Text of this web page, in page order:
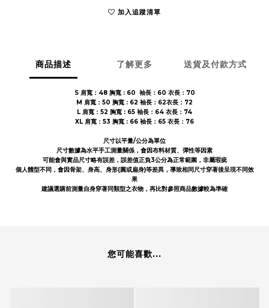
加入追蹤清單
商品描述 了解更多 送貨及付款方式
S 肩寬：48 胸寬 : 60 袖長：60 衣長：70
M 肩寬：50 胸寬 : 62 袖長：62衣長：72
L 肩寬：52 胸寬 : 65 袖長：64 衣長：74
XL 肩寬：53 胸寬 : 66 袖長：65 衣長：76
尺寸以平量/公分為單位
尺寸數據為水平手工測量關係，會因布料材質、彈性等因素
可能會與實品尺寸略有誤差，誤差值正負3公分為正常範圍，非屬瑕疵
個人體型不同，會因骨架、身高、身形(圓或扁身)等差異，導致相同尺寸穿著後呈現不同效
果
建議選購前測量自身穿著同類型之衣物，再比對參照商品數據較為準確
您可能喜歡...